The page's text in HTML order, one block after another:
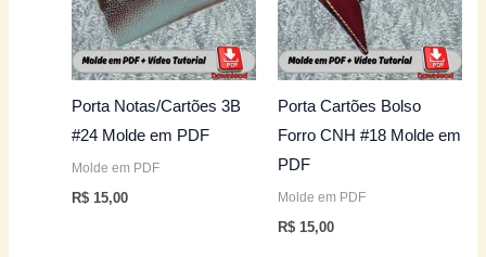
Porta Notas/Cartões 3B
#24 Molde em PDF
Molde em PDF
R$ 15,00
Porta Cartões Bolso
Forro CNH #18 Molde em
PDF
Molde em PDF
R$15,00